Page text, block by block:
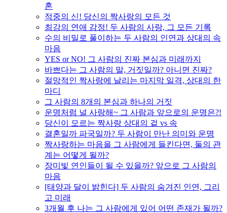
혼
적중의 신! 당신의 짝사랑의 모든 것
최강의 연애 감정! 두 사람의 사랑, 그 모든 기록
수의 비밀로 풀이하는 두 사람의 인연과 상대의 속
마음
YES or NO! 그 사람의 진짜 본심과 미래까지
바쁘다는 그 사람의 말, 거짓일까? 아니면 진짜?
절망적인 짝사랑에 날리는 마지막 일격, 상대의 한
마디
그 사람의 8개의 본심과 하나의 거짓
운명처럼 널 사랑해~ 그 사람과 앞으로의 운명은?!
당신이 모르는 짝사랑 상대의 겉 vs 속
결혼일까 파국일까? 두 사람이 만난 의미와 운명
짝사랑하는 마음을 그 사람에게 들킨다면, 둘의 관
계는 어떻게 될까?
장미빛 연인들이 될 수 있을까? 앞으로 그 사람의
마음
[태양과 달이 밝힌다] 두 사람의 숨겨진 인연, 그리
고 미래
3개월 후 나는 그 사람에게 있어 어떤 존재가 될까?